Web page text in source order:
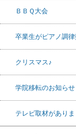
ＢＢＱ大会
卒業生がピアノ調
クリスマス♪
学院移転のお知らせ
テレビ取材がありま